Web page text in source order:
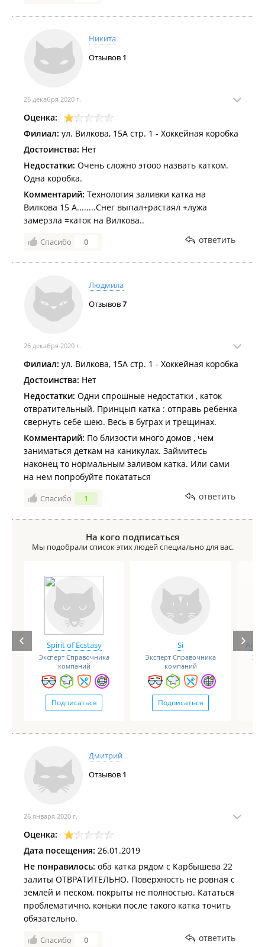
Никита
Отзывов 1
26 декабря 2020 г.
Оценка:
Филиал: ул. Вилкова, 15А стр. 1 - Хоккейная коробка
Достоинства: Нет
Недостатки: Очень сложно этооо назвать катком.
Одна коробка.
Комментарий: Технология заливки катка на
Вилкова 15 А........Снег выпал+растаял +лужа
замерзла =каток на Вилкова..
Спасибо 0 ответить
Людмила
Отзывов7
26 декабря 2020 г.
Филиал: ул. Вилкова, 15А стр. 1 - Хоккейная коробка
Достоинства: Нет
Недостатки: Одни спрошные недостатки , каток
отвратительный. Принцып катка : отправь ребенка
свернуть себе шею. Весь в буграх и трещинах.
Комментарий: По близости много домов , чем
заниматься деткам на каникулах. Займитесь
наконец то нормальным заливом катка. Или сами
на нем попробуйте покататься
Спасибо 1 ответить
На кого подписаться
Мы подобрали список этих людей специально для вас.
Spirit of Ecstasy
Эксперт Справочника
компаний
Подписаться
Si
Эксперт Справочника
компаний
Подписаться
Дмитрий
Отзывов 1
26 января 2020 г.
Оценка:
Дата посещения: 26.01.2019
Не понравилось: оба катка рядом с Карбышева 22
залиты ОТВРАТИТЕЛЬНО. Поверхность не ровная с
землей и песком, покрыты не полностью. Кататься
проблематично, коньки после такого катка точить
обязательно.
Спасибо 0 ответить